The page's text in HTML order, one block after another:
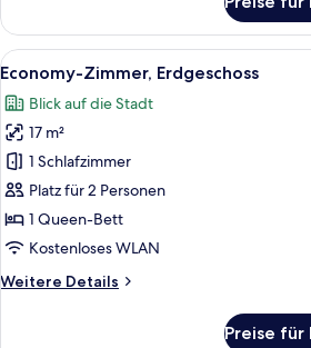
Room
(SIDIZ
Chair)
Alle
Fotos
für
Economy-
Zimmer,
Erdgeschoss
anzeigen
1
Economy-Zimmer, Erdgeschoss
Blick auf die Stadt
17 m²
1 Schlafzimmer
Platz für 2 Personen
1 Queen-Bett
Kostenloses WLAN
Weitere Details
Weitere
Preise für